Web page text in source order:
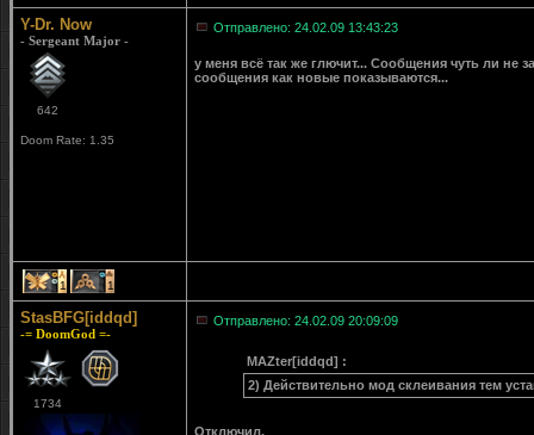
Y-Dr. Now
- Sergeant Major -
642
Doom Rate: 1.35
Отправлено: 24.02.09 13:43:23
у меня всё так же глючит... Сообщения чуть ли не
сообщения как новые показываются...
1 1
StasBFG[iddqd]
-= DoomGod =-
1734
Отправлено: 24.02.09 20:09:09
MAZter[iddqd] :
2) Действительно мод склеивания тем
Отключил.